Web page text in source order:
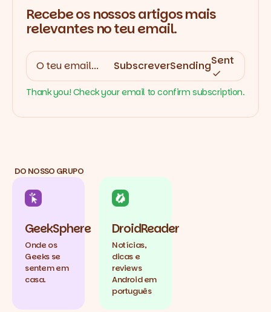
Recebe os nossos artigos mais
relevantes no teu email.
SubscreverSendingSent
Thank you! Check your email to confirm subscription.
DO NOSSO GRUPO
GeekSphere
Onde os
Geeks se
sentem em
casa.
DroidReader
Notícias,
dicas e
reviews
Android em
português